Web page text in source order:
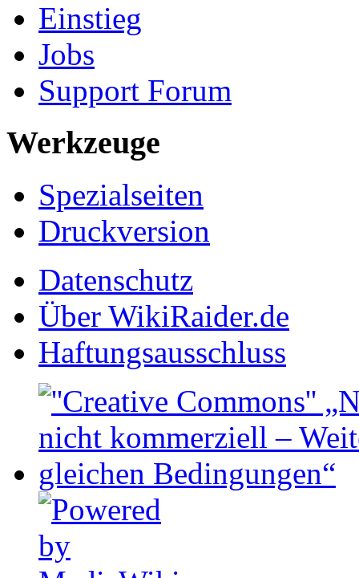
Einstieg
Jobs
Support Forum
Werkzeuge
Spezialseiten
Druckversion
Datenschutz
Über WikiRaider.de
Haftungsausschluss